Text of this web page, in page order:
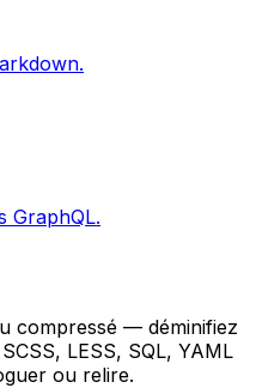
GraphQL.
compressé — déminifiez
LESS, SQL, YAML
ou relire.